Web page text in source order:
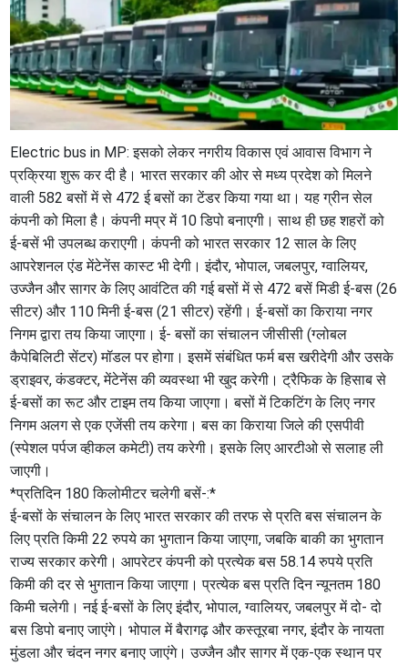
Electric bus in MP: इसको लेकर नगरीय विकास एवं आवास विभाग ने
प्रक्रिया शुरू कर दी है। भारत सरकार की ओर से मध्य प्रदेश को मिलने
वाली 582 बसों में से 472 ई बसों का टेंडर किया गया था। यह ग्रीन सेल
कंपनी को मिला है। कंपनी मप्र में 10 डिपो बनाएगी। साथ ही छह शहरों को
ई-बसें भी उपलब्ध कराएगी। कंपनी को भारत सरकार 12 साल के लिए
आपरेशनल एंड मेंटेनेंस कास्ट भी देगी। इंदौर, भोपाल, जबलपुर, ग्वालियर,
उज्जैन और सागर के लिए आवंटित की गई बसों में से 472 बसें मिडी ई-बस (26
सीटर) और 110 मिनी ई-बस (21 सीटर) रहेंगी। ई-बसों का किराया नगर
निगम द्वारा तय किया जाएगा। ई- बसों का संचालन जीसीसी (ग्लोबल
कैपेबिलिटी सेंटर) मॉडल पर होगा। इसमें संबंधित फर्म बस खरीदेगी और उसके
ड्राइवर, कंडक्टर, मेंटेनेंस की व्यवस्था भी खुद करेगी। ट्रैफिक के हिसाब से
ई-बसों का रूट और टाइम तय किया जाएगा। बसों में टिकटिंग के लिए नगर
निगम अलग से एक एजेंसी तय करेगा। बस का किराया जिले की एसपीवी
(स्पेशल पर्पज व्हीकल कमेटी) तय करेगी। इसके लिए आरटीओ से सलाह ली
जाएगी।
*प्रतिदिन 180 किलोमीटर चलेगी बसें-:*
ई-बसों के संचालन के लिए भारत सरकार की तरफ से प्रति बस संचालन के
लिए प्रति किमी 22 रुपये का भुगतान किया जाएगा, जबकि बाकी का भुगतान
राज्य सरकार करेगी। आपरेटर कंपनी को प्रत्येक बस 58.14 रुपये प्रति
किमी की दर से भुगतान किया जाएगा। प्रत्येक बस प्रति दिन न्यूनतम 180
किमी चलेगी। नई ई-बसों के लिए इंदौर, भोपाल, ग्वालियर, जबलपुर में दो- दो
बस डिपो बनाए जाएंगे। भोपाल में बैरागढ़ और कस्तूरबा नगर, इंदौर के नायता
मुंडला और चंदन नगर बनाए जाएंगे। उज्जैन और सागर में एक-एक स्थान पर